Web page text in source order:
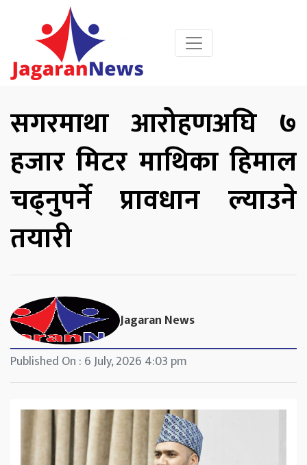
सगरमाथा आरोहणअघि ७
हजार मिटर माथिका हिमाल
चढ्नुपर्ने प्रावधान ल्याउने
तयारी
Jagaran News
Published On : 6 July, 2026 4:03 pm